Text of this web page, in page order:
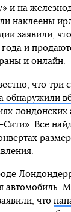
и на
наклеены
заявили,
и
и онлайн.
что три
обнаружили
лондонских
Все
автомобиль.
что